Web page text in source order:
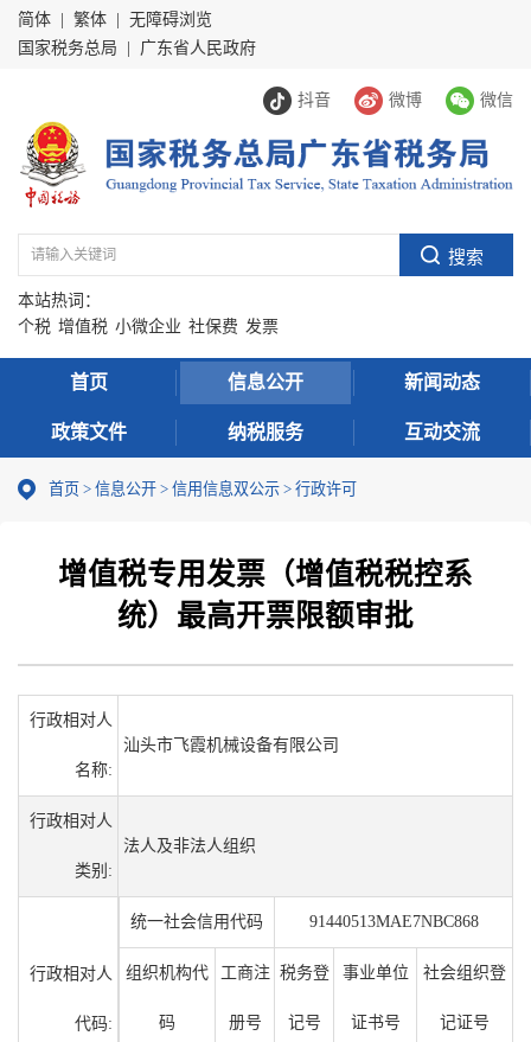
简体 繁体
无障碍浏览
国家税务总局
广东省人民政府
抖音 微博 微信
本站热词：
个税 增值税 小微企业 社保费 发票
首页 信息公开 新闻动态
政策文件 纳税服务 互动交流
首页 > 信息公开 > 信用信息双公示 > 行政许可
增值税专用发票（增值税税控系
统）最高开票限额审批
行政相对人
名称:
汕头市飞霞机械设备有限公司
行政相对人
类别:
法人及非法人组织
行政相对人
代码:
统一社会信用代码 91440513MAE7NBC868
组织机构代
码
工商注
册号
税务登
记号
事业单位
证书号
社会组织登
记证号